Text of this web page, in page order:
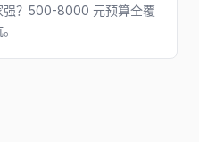
？500-8000 元预算全覆